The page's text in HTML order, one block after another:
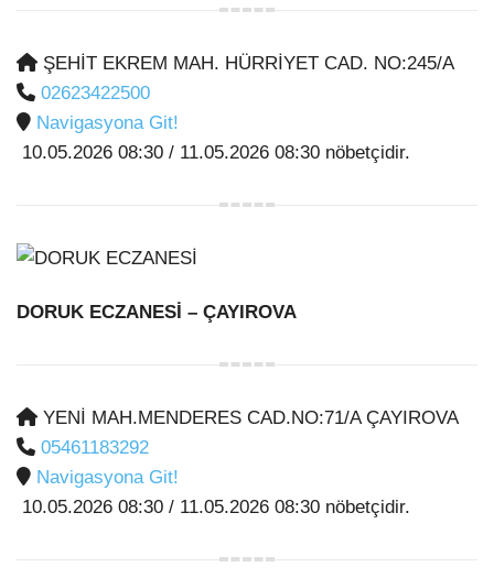
ŞEHİT EKREM MAH. HÜRRİYET CAD. NO:245/A
02623422500
Navigasyona Git!
10.05.2026 08:30 / 11.05.2026 08:30 nöbetçidir.
DORUK ECZANESİ – ÇAYIROVA
YENİ MAH.MENDERES CAD.NO:71/A ÇAYIROVA
05461183292
Navigasyona Git!
10.05.2026 08:30 / 11.05.2026 08:30 nöbetçidir.